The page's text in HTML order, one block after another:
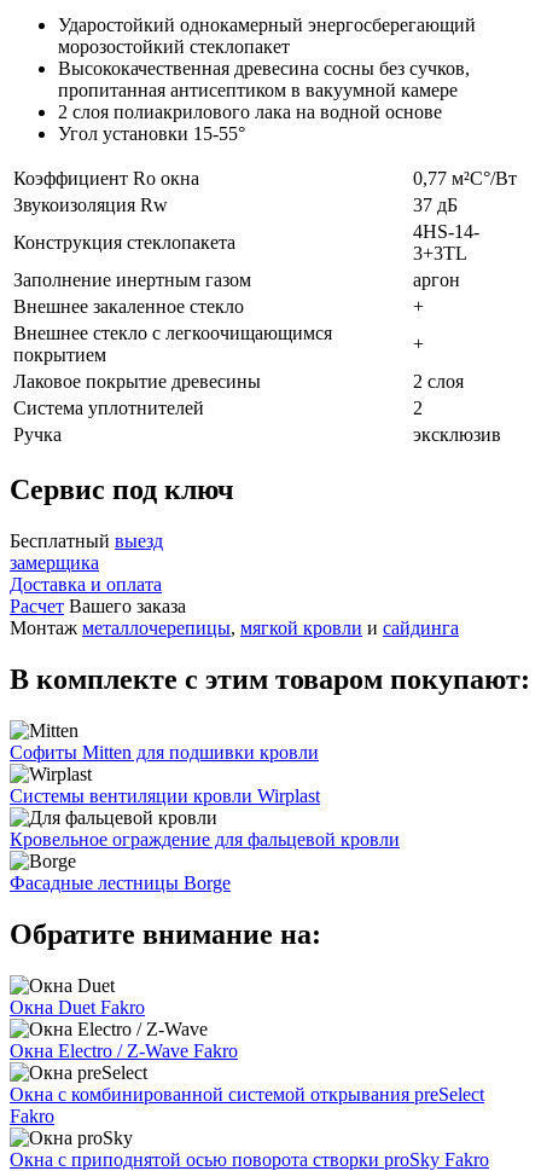
Ударостойкий однокамерный энергосберегающий
морозостойкий стеклопакет
Высококачественная древесина сосны без сучков,
пропитанная антисептиком в вакуумной камере
2 слоя полиакрилового лака на водной основе
Угол установки 15-55°
Коэффициент Rо окна
0,77 м²С°/Вт
Звукоизоляция Rw
37 дБ
Конструкция стеклопакета
4HS-14-
3+3TL
Заполнение инертным газом
аргон
Внешнее закаленное стекло
+
Внешнее стекло с легкоочищающимся
покрытием
+
Лаковое покрытие древесины
2 слоя
Система уплотнителей
2
Ручка
эксклюзив
Сервис под ключ
Бесплатный выезд
замерщика
Доставка и оплата
Расчет Вашего заказа
Монтаж металлочерепицы, мягкой кровли и сайдинга
В комплекте с этим товаром покупают:
Софиты Mitten для подшивки кровли
Системы вентиляции кровли Wirplast
Кровельное ограждение для фальцевой кровли
Фасадные лестницы Borge
Обратите внимание на:
Окна Duet Fakro
Окна Electro / Z-Wave Fakro
Окна с комбинированной системой открывания preSelect
Fakro
Окна с приподнятой осью поворота створки proSky Fakro